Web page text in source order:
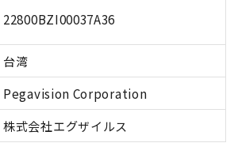
22800BZI00037A36
台湾
Pegavision Corporation
株式会社エグザイルス